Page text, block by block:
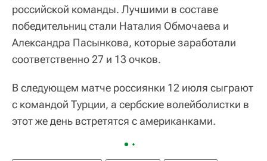
российской команды. Лучшими в составе
победительниц стали Наталия Обмочаева и
Александра Пасынкова, которые заработали
соответственно 27 и 13 очков.
В следующем матче россиянки 12 июля сыграют
с командой Турции, а сербские волейболистки в
этот же день встретятся с американками.